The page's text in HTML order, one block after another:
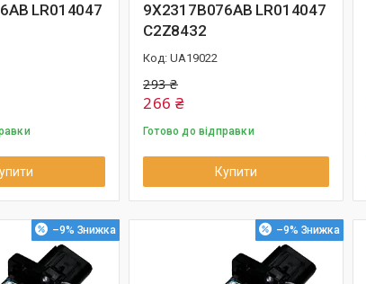
LR014047
9X2317B076AB LR014047
C2Z8432
UA19022
293 ₴
266 ₴
Готово до відправки
Купити
–9% –9%